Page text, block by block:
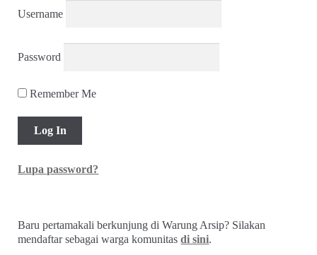
Username
Password
Remember Me
Lupa password?
Baru pertamakali berkunjung di Warung Arsip? Silakan
mendaftar sebagai warga komunitasdi sini.